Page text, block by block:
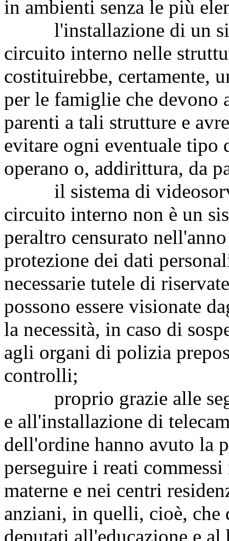
in ambienti senza le più
l'installazione di un
circuito interno nelle
costituirebbe, certamente,
per le famiglie che
parenti a tali strutture e
evitare ogni eventuale tipo
operano o, addirittura, da
il sistema di
circuito interno non è un
peraltro censurato
protezione dei dati
necessarie tutele di
possono essere visionate
la necessità, in caso di
agli organi di polizia
controlli;
proprio grazie alle
e all'installazione di
dell'ordine hanno avuto la
perseguire i reati
materne e nei centri
anziani, in quelli, cioè, che
deputati all'educazione e